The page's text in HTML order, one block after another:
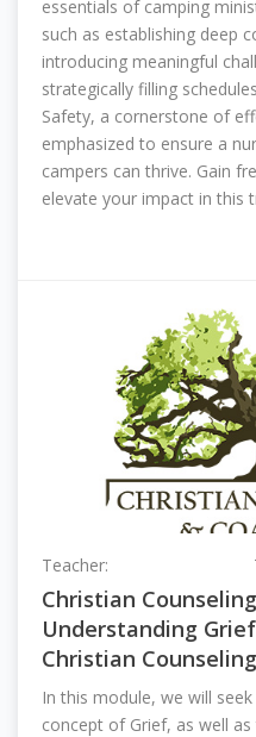
essentials of camping
such as establishing deep
introducing meaningful
strategically filling
Safety, a cornerstone of
emphasized to ensure a
campers can thrive. Gain
elevate your impact in this
Teacher:
Christian
Understanding
Christian Counseling
In this module, we will
concept of Grief, as well